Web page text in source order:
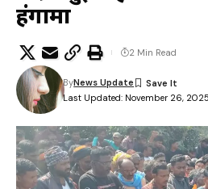
हंगामा
Last Updated: November 26,
ByNews Update
2 Min Read